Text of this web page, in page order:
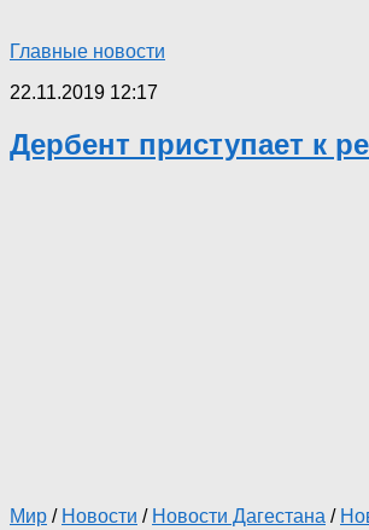
Главные новости
22.11.2019 12:17
Дербент приступает к
Мир / Новости / Новости Дагестана /